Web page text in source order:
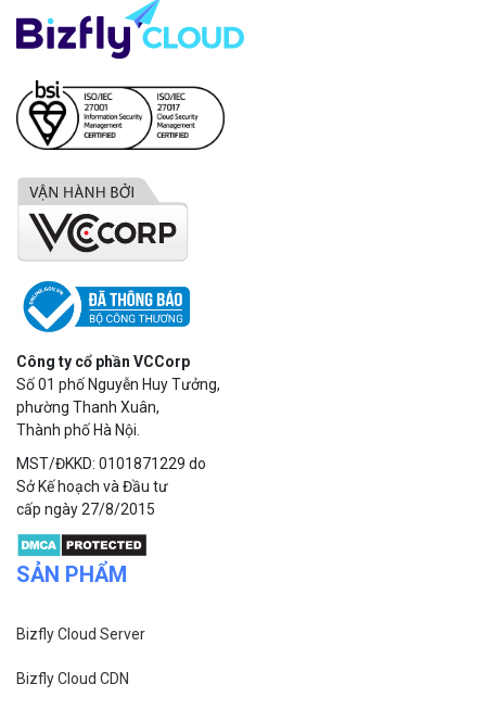
Công ty cổ phần VCCorp
Số 01 phố Nguyễn Huy Tưởng,
phường Thanh Xuân,
Thành phố Hà Nội.
MST/ĐKKD: 0101871229 do
Sở Kế hoạch và Đầu tư
cấp ngày 27/8/2015
SẢN PHẨM
Bizfly Cloud Server
Bizfly Cloud CDN